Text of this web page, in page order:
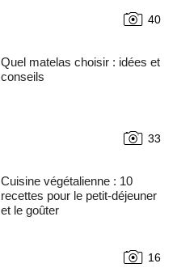
40
Quel matelas choisir : idées et
conseils
33
Cuisine végétalienne : 10
recettes pour le petit-déjeuner
et le goûter
16